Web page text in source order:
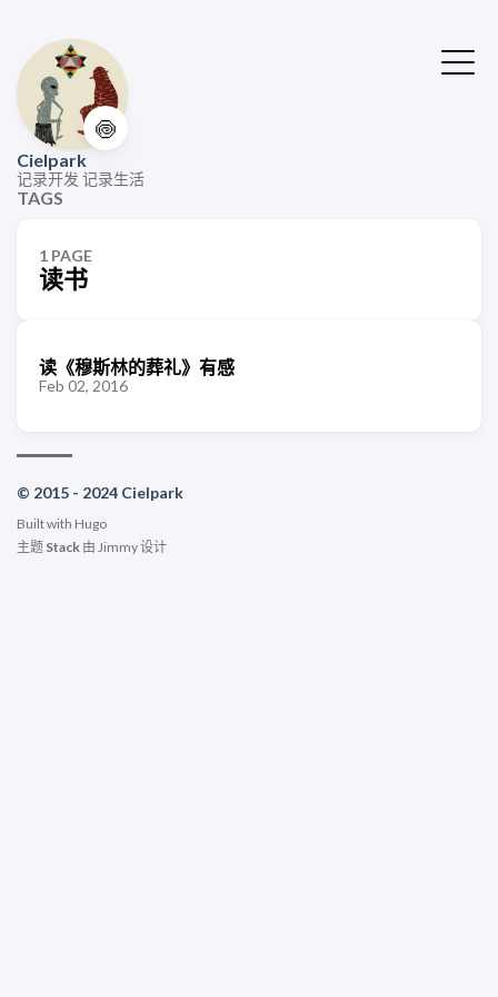
🍥
Cielpark
记录开发 记录生活
TAGS
1 PAGE
读书
读《穆斯林的葬礼》有感
Feb 02, 2016
© 2015 - 2024 Cielpark
Built with Hugo
主题 Stack 由 Jimmy设计